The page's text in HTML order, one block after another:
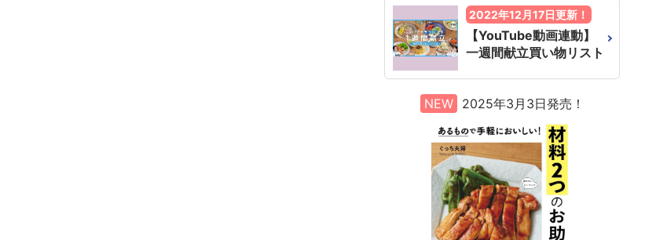
2022年12月17日更新！
【YouTube動画連動】
一週間献立買い物リスト
NEW 2025年3月3日発売！